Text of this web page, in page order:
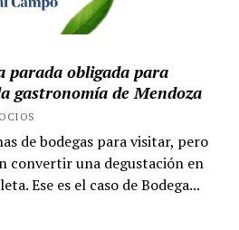
parada obligada para
gastronomía de Mendoza
de bodegas para visitar, pero
convertir una degustación en
Ese es el caso de Bodega...